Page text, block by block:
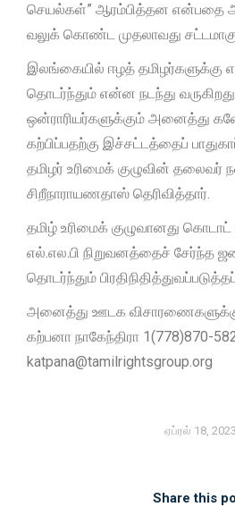
செயல்கள்” ஆரம்பித்தன என்பதை
வலுக் கொண்ட முதலாவது
இலங்கையில் ஈழத் தமிழர்களுக்கு
தொடர்ந்தும் என்ன நடந்து வருகிறது
ஒன்ராரியர்களுக்கும் அனைத்து
கற்பிப்பதற்கு இச்சட்டத்தைப்
தமிழர் உரிமைக் குழுவின் தலைவர்
சிறீநாராயணதாஸ் தெரிவித்தார்.
தமிழ் உரிமைக் குழுவானது
எல்.எல.பி நிறுவனத்தைச் சேர்ந்த
தொடர்ந்தும்
அனைத்து ஊடக
கற்பனா நாகேந்திரா 1(778)870-
katpana@tamilrightsgroup.org
ஏப்ரல் 18, 2023
Share this